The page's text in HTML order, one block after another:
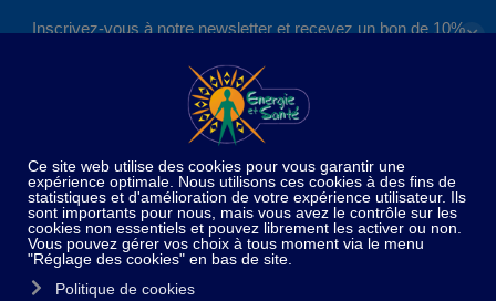
Inscrivez-vous à notre newsletter et recevez un bon de 10%
S'inscrire
✕